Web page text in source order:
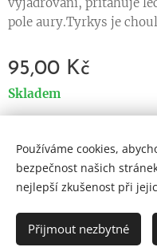
vyjadřování, přitahuje
pole aury.Tyrkys je
95,00 Kč
Skladem
Používáme cookies,
bezpečnost našich
nejlepší zkušenost při
Přijmout nezbytné